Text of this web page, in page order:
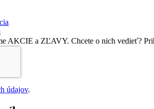
AKCIE a ZĽAVY. Chcete o nich vedieť?
údajov.